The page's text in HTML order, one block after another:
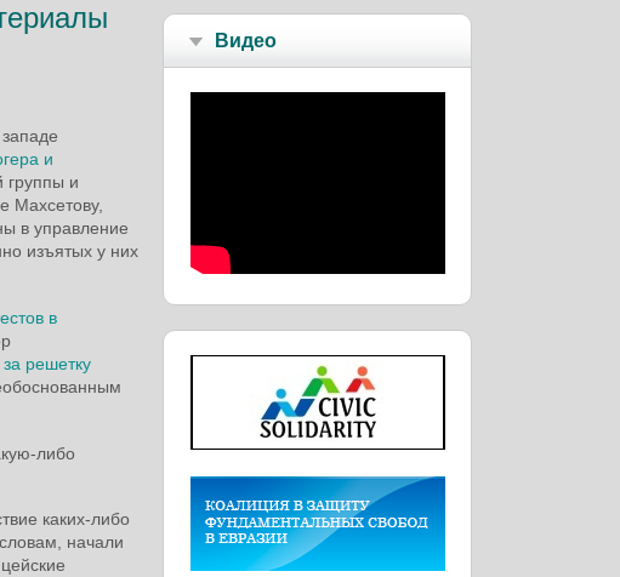
и
группы и
Махсетову,
в управление
изъятых у них
в
решетку
либо
каких-либо
начали
Видео